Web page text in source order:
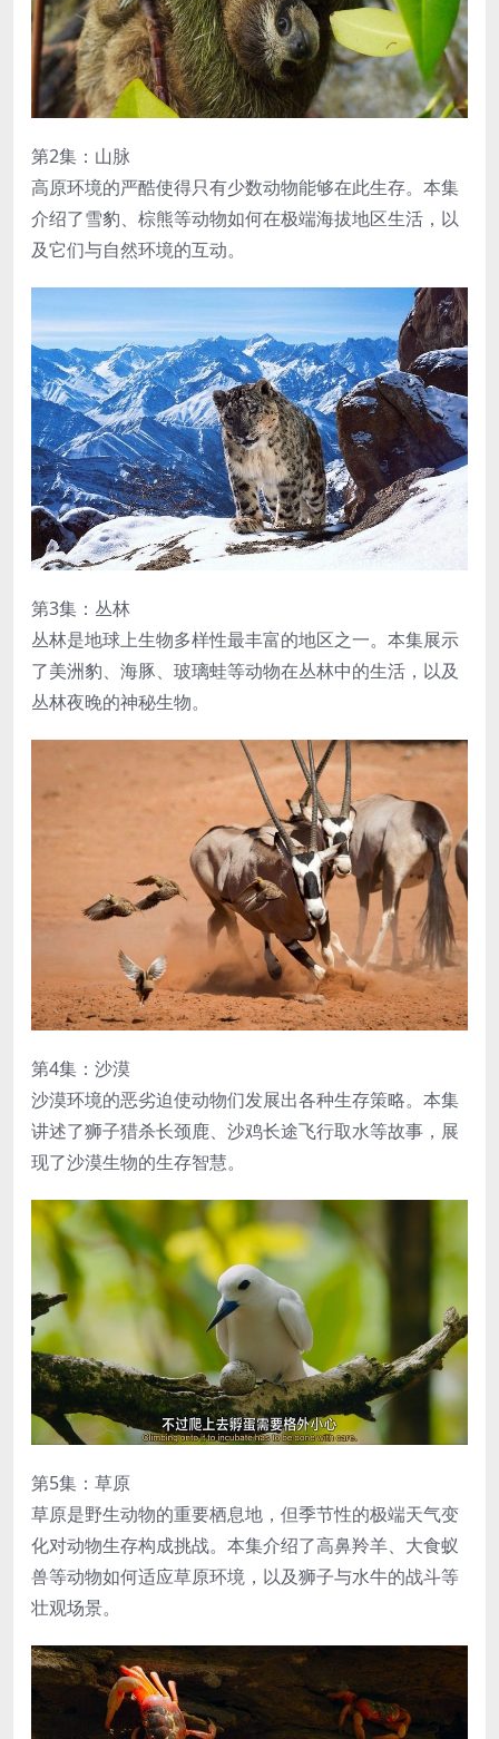
第2集：山脉
高原环境的严酷使得只有少数动物能够在此生存。本集
介绍了雪豹、棕熊等动物如何在极端海拔地区生活，以
及它们与自然环境的互动。
第3集：丛林
丛林是地球上生物多样性最丰富的地区之一。本集展示
了美洲豹、海豚、玻璃蛙等动物在丛林中的生活，以及
丛林夜晚的神秘生物。
第4集：沙漠
沙漠环境的恶劣迫使动物们发展出各种生存策略。本集
讲述了狮子猎杀长颈鹿、沙鸡长途飞行取水等故事，展
现了沙漠生物的生存智慧。
第5集：草原
草原是野生动物的重要栖息地，但季节性的极端天气变
化对动物生存构成挑战。本集介绍了高鼻羚羊、大食蚁
兽等动物如何适应草原环境，以及狮子与水牛的战斗等
壮观场景。